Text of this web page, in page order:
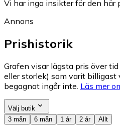
Vi har inga insikter för den här
Annons
Prishistorik
Grafen visar lägsta pris över
eller storlek) som varit billigast
begagnat ingår inte. Läs mer
Välj butik
3 mån
6 mån 1 år 2 år Allt